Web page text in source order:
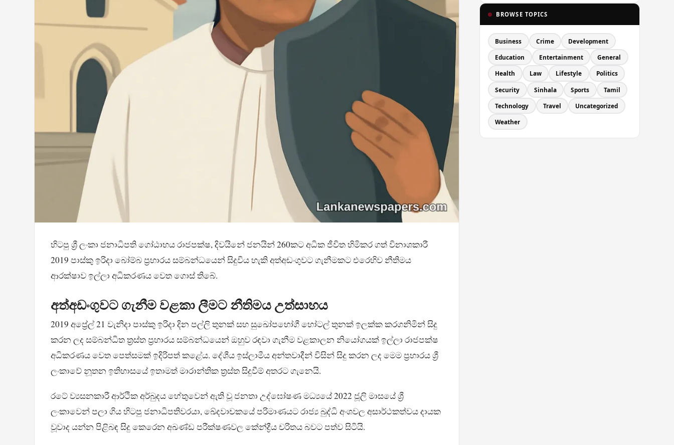
හිටපු ශ්‍රී ලංකා ජනාධිපති ගෝඨාභය රාජපක්ෂ, දිවයිනේ ජනයින් 260කට අධික ජීවිත හිමිකර ගත් විනාශකාරී
2019 පාස්කු ඉරිදා බෝම්බ ප්‍රහාරය සම්බන්ධයෙන් සිදුවිය හැකි අත්අඩංගුවට ගැනීමකට එරෙහිව නීතිමය
ආරක්ෂාව ඉල්ලා අධිකරණය වෙත ගොස් තිබේ.
අත්අඩංගුවට ගැනීම වළකා ලීමට නීතිමය උත්සාහය
2019 අප්‍රේල් 21 වැනිදා පාස්කු ඉරිදා දින පල්ලි තුනක් සහ සුඛෝපභෝගී හෝටල් තුනක් ඉලක්ක කරගනිමින් සිදු
කරන ලද සම්බන්ධිත ත්‍රස්ත ප්‍රහාරය සම්බන්ධයෙන් ඔහුව රඳවා ගැනීම වළකාලන නියෝගයක් ඉල්ලා රාජපක්ෂ
අධිකරණය වෙත පෙත්සමක් ඉදිරිපත් කළේය. දේශීය ඉස්ලාමීය අන්තවාදීන් විසින් සිදු කරන ලද මෙම ප්‍රහාරය ශ්‍රී
ලංකාවේ නූතන ඉතිහාසයේ ඉතාමත් මාරාන්තික ත්‍රස්ත සිදුවීම් අතරට ගැනෙයි.
රටේ ව්‍යසනකාරී ආර්ථික අර්බුදය හේතුවෙන් ඇති වූ ජනතා උද්ඝෝෂණ මධ්‍යයේ 2022 ජූලි මාසයේ ශ්‍රී
ලංකාවෙන් පලා ගිය හිටපු ජනාධිපතිවරයා, ඛේදවාචකයේ පරිමාණයට රාජ්‍ය බුද්ධි අංශවල අසාර්ථකත්වය දායක
වූවාද යන්න පිළිබඳ සිදු කෙරෙන අඛණ්ඩ පරීක්ෂණවල කේන්ද්‍රීය චරිතය බවට පත්ව සිටියි.
BROWSE TOPICS
Business Crime Development
Education Entertainment General
Health Law Lifestyle Politics
Security Sinhala Sports Tamil
Technology Travel Uncategorized
Weather